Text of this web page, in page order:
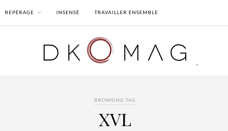
REPÉRAGE INSENSÉ TRAVAILLER ENSEMBLE
BROWSING TAG
XVL